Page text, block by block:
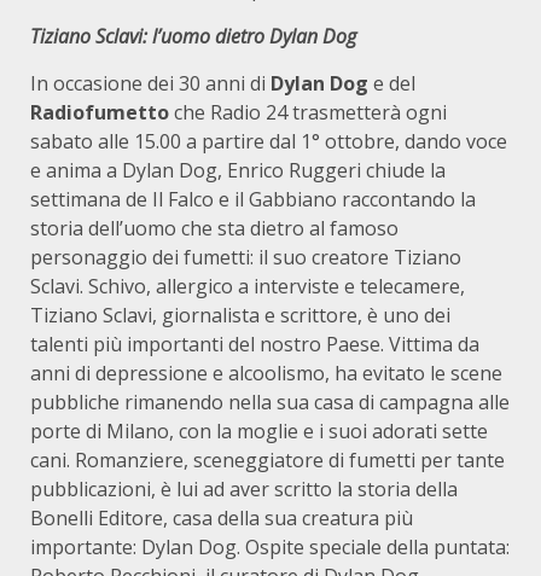
Tiziano Sclavi: l’uomo dietro Dylan Dog
In occasione dei 30 anni di Dylan Dog e del
Radiofumettoche Radio 24 trasmetterà ogni
sabato alle 15.00 a partire dal 1° ottobre, dando voce
e anima a Dylan Dog, Enrico Ruggeri chiude la
settimana de Il Falco e il Gabbiano raccontando la
storia dell’uomo che sta dietro al famoso
personaggio dei fumetti: il suo creatore Tiziano
Sclavi. Schivo, allergico a interviste e telecamere,
Tiziano Sclavi, giornalista e scrittore, è uno dei
talenti più importanti del nostro Paese. Vittima da
anni di depressione e alcoolismo, ha evitato le scene
pubbliche rimanendo nella sua casa di campagna alle
porte di Milano, con la moglie e i suoi adorati sette
cani. Romanziere, sceneggiatore di fumetti per tante
pubblicazioni, è lui ad aver scritto la storia della
Bonelli Editore, casa della sua creatura più
importante: Dylan Dog. Ospite speciale della puntata: